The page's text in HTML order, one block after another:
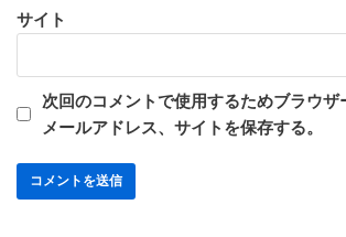
サイト
次回のコメントで使用するためブラウザ
メールアドレス、サイトを保存する。